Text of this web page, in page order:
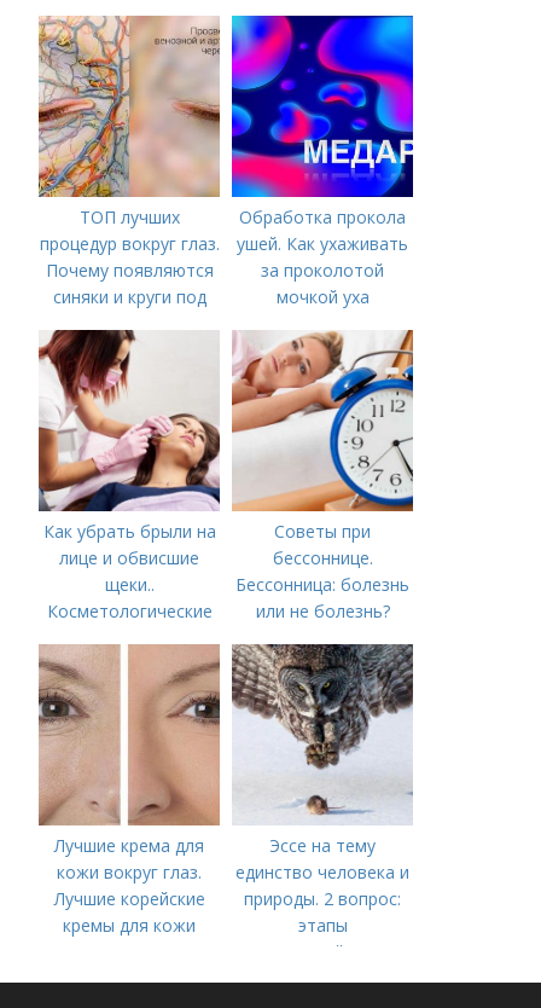
ТОП лучших
процедур вокруг глаз.
Почему появляются
синяки и круги под
Обработка прокола
ушей. Как ухаживать
за проколотой
мочкой уха
Как убрать брыли на
лице и обвисшие
щеки..
Косметологические
Советы при
бессоннице.
Бессонница: болезнь
или не болезнь?
Лучшие крема для
кожи вокруг глаз.
Лучшие корейские
кремы для кожи
году
Эссе на тему
единство человека и
природы. 2 вопрос:
этапы
взаимодействия
природного и